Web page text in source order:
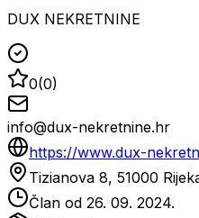
DUX NEKRETNINE
0(0)
info@dux-nekretnine.hr
https://www.dux-
Tizianova 8, 51000
Član od 26. 09. 2024.